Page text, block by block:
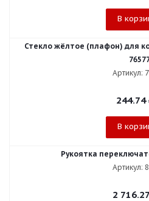
В
Стекло жёлтое (плафон) для
Артикул:
244.74
В
Рукоятка
Артикул:
2 716.27